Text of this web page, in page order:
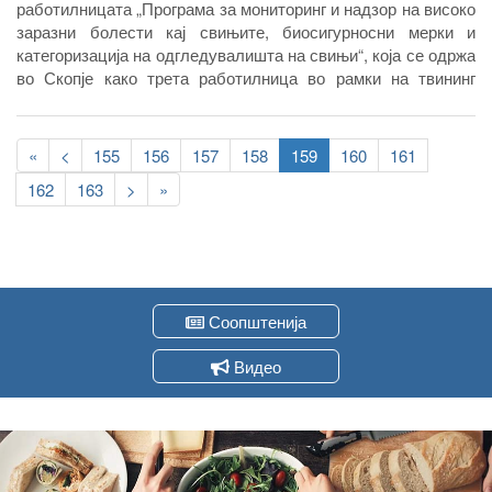
работилницата „Програма за мониторинг и надзор на високо
заразни болести кај свињите, биосигурносни мерки и
категоризација на одгледувалишта на свињи“, која се одржа
во Скопје како трета работилница во рамки на твининг
во Агенцијата за храна и ветеринарство, во делот на
здравствена заштита на животните.
Pagination
First
page
«
Previous
page
< Page
155 Page
156 Page
157 Page
158
Current
page
159 Page
160 Page
161
Page
162 Page
163
Следна
страна
>
Last
page
»
Соопштенија
Видео